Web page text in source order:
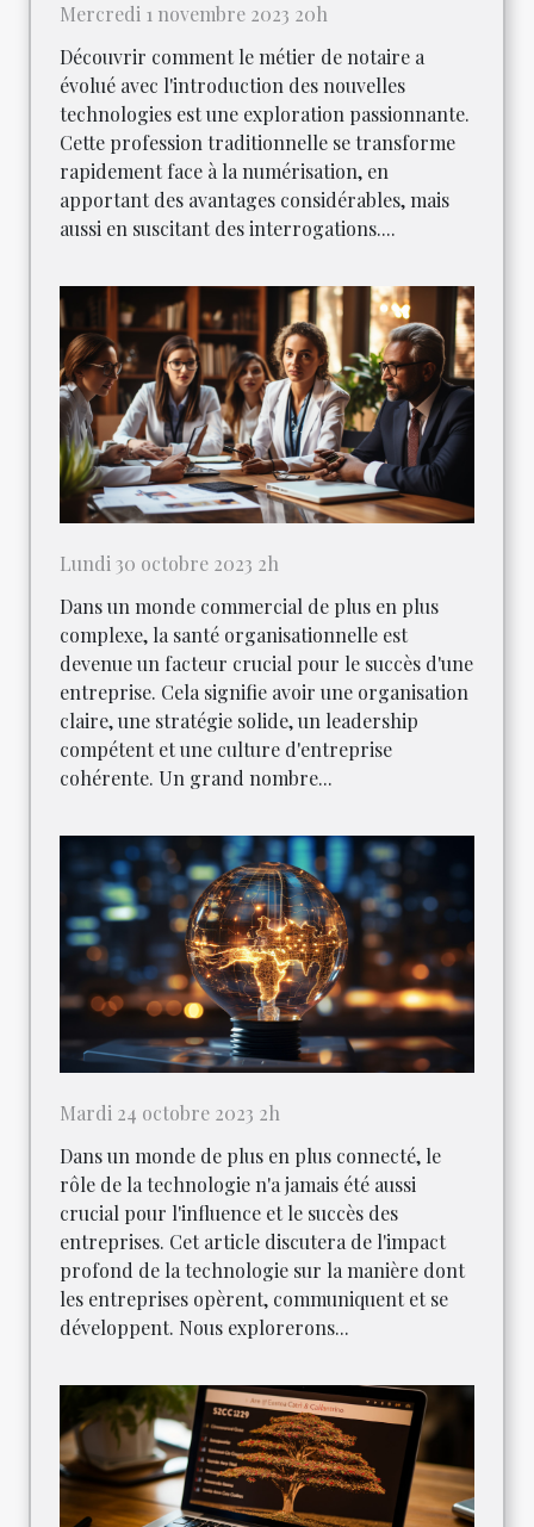
Mercredi 1 novembre 2023 20h
Découvrir comment le métier de notaire a
évolué avec l'introduction des nouvelles
technologies est une exploration passionnante.
Cette profession traditionnelle se transforme
rapidement face à la numérisation, en
apportant des avantages considérables, mais
aussi en suscitant des interrogations....
Lundi 30 octobre 2023 2h
Dans un monde commercial de plus en plus
complexe, la santé organisationnelle est
devenue un facteur crucial pour le succès d'une
entreprise. Cela signifie avoir une organisation
claire, une stratégie solide, un leadership
compétent et une culture d'entreprise
cohérente. Un grand nombre...
Mardi 24 octobre 2023 2h
Dans un monde de plus en plus connecté, le
rôle de la technologie n'a jamais été aussi
crucial pour l'influence et le succès des
entreprises. Cet article discutera de l'impact
profond de la technologie sur la manière dont
les entreprises opèrent, communiquent et se
développent. Nous explorerons...